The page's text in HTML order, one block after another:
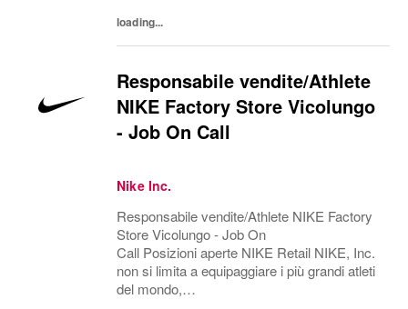
loading...
Responsabile vendite/Athlete
NIKE Factory Store Vicolungo
- Job On Call
Nike Inc.
Responsabile vendite/Athlete NIKE Factory
Store Vicolungo - Job On
Call Posizioni aperte NIKE Retail NIKE, Inc.
non si limita a equipaggiare i più grandi atleti
del mondo,